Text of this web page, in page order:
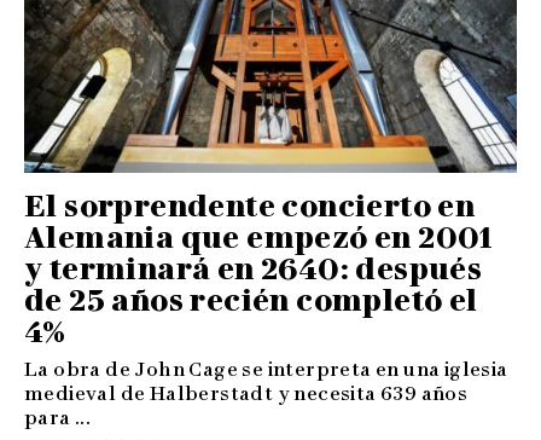
El sorprendente concierto en
Alemania que empezó en 2001
y terminará en 2640: después
de 25 años recién completó el
4%
La obra de John Cage se interpreta en una iglesia
medieval de Halberstadt y necesita 639 años
para ...